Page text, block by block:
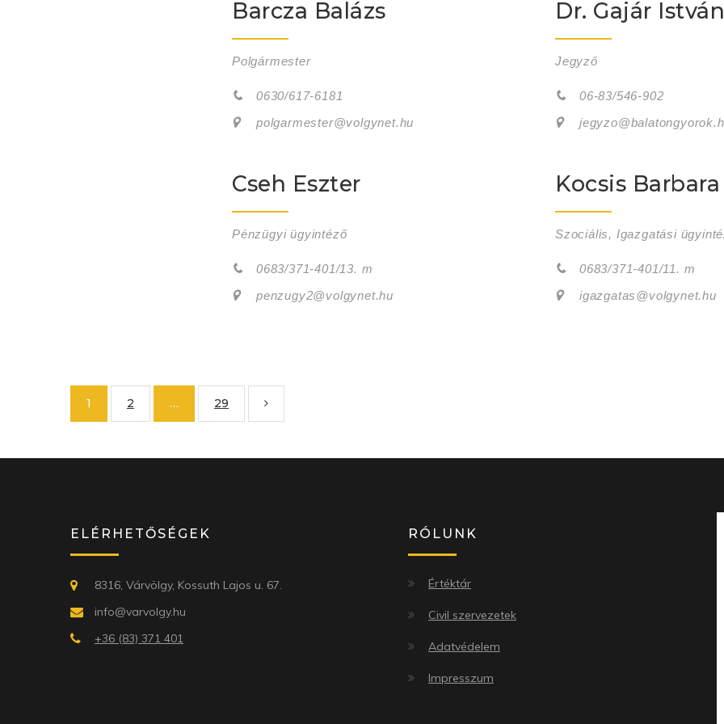
Barcza Balázs
Polgármester
0630/617-6181
polgarmester@volgynet.hu
Cseh Eszter
Pénzügyi ügyintéző
0683/371-401/13. m
penzugy2@volgynet.hu
Dr. Gajár István
Jegyző
06-83/546-902
Kocsis Barbara
Szociális, Igazgatási
0683/371-401/11. m
igazgatas@volgynet.hu
1 2 … 29
ELÉRHETŐSÉGEK
8316, Várvölgy, Kossuth Lajos u. 67.
info@varvolgy.hu
+36 (83) 371 401
RÓLUNK
Értéktár
Civil szervezetek
Adatvédelem
Impresszum